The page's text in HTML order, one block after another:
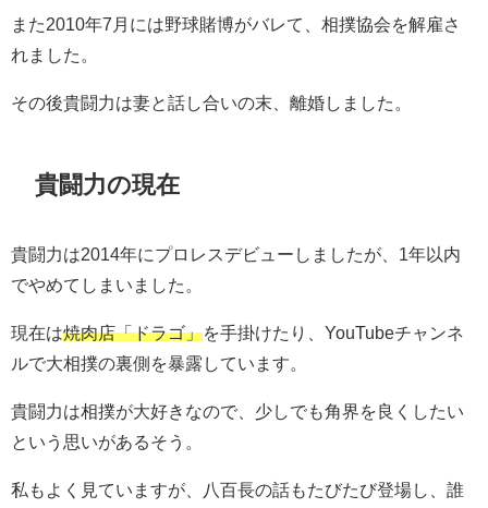
また2010年7月には野球賭博がバレて、相撲協会を解雇さ
れました。
その後貴闘力は妻と話し合いの末、離婚しました。
貴闘力の現在
貴闘力は2014年にプロレスデビューしましたが、1年以内
でやめてしまいました。
現在は焼肉店「ドラゴ」を手掛けたり、YouTubeチャンネ
ルで大相撲の裏側を暴露しています。
貴闘力は相撲が大好きなので、少しでも角界を良くしたい
という思いがあるそう。
私もよく見ていますが、八百長の話もたびたび登場し、誰